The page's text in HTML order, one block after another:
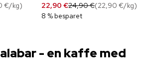
€/kg)
22,90 €24,90 €(22,90 €/kg)
8 % besparet
- en kaffe med